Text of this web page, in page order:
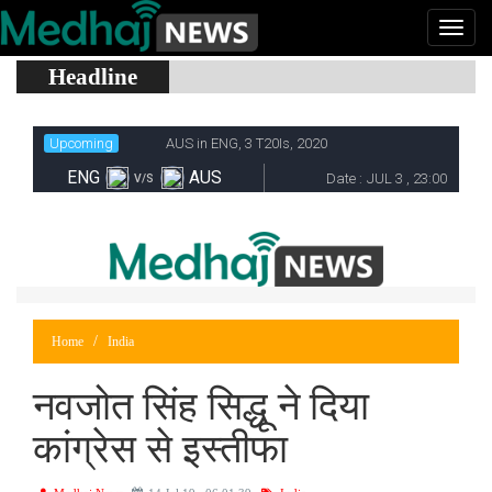
Headline
Home India
नवजोत सिंह सिद्धू ने दिया
कांग्रेस से इस्तीफा